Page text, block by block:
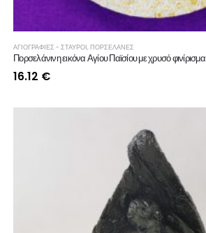
ΑΓΙΟΓΡΑΦΙΕΣ - ΣΤΑΥΡΟΙ,ΠΟΡΣΕΛΑΝΕΣ
Πορσελάνινη εικόνα Αγίου Παϊσίου με χρυσό φινίρισμα
16.12 €